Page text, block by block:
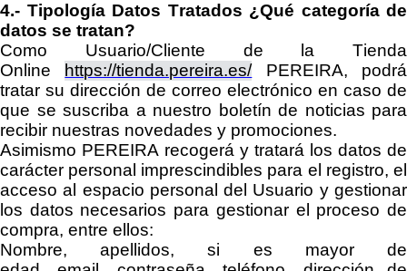
4.- Tipología Datos Tratados ¿Qué categoría de
datos se tratan?
Como Usuario/Cliente de la Tienda
Online
https://tienda.pereira.es/ PEREIRA, podrá
tratar su dirección de correo electrónico en caso de
que se suscriba a nuestro boletín de noticias para
recibir nuestras novedades y promociones.
Asimismo PEREIRA recogerá y tratará los datos de
carácter personal imprescindibles para el registro, el
acceso al espacio personal del Usuario y gestionar
los datos necesarios para gestionar el proceso de
compra, entre ellos:
Nombre, apellidos, si es mayor de